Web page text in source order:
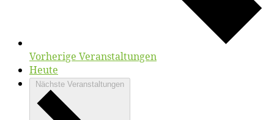
Vorherige Veranstaltungen
Heute
Nächste Veranstaltungen